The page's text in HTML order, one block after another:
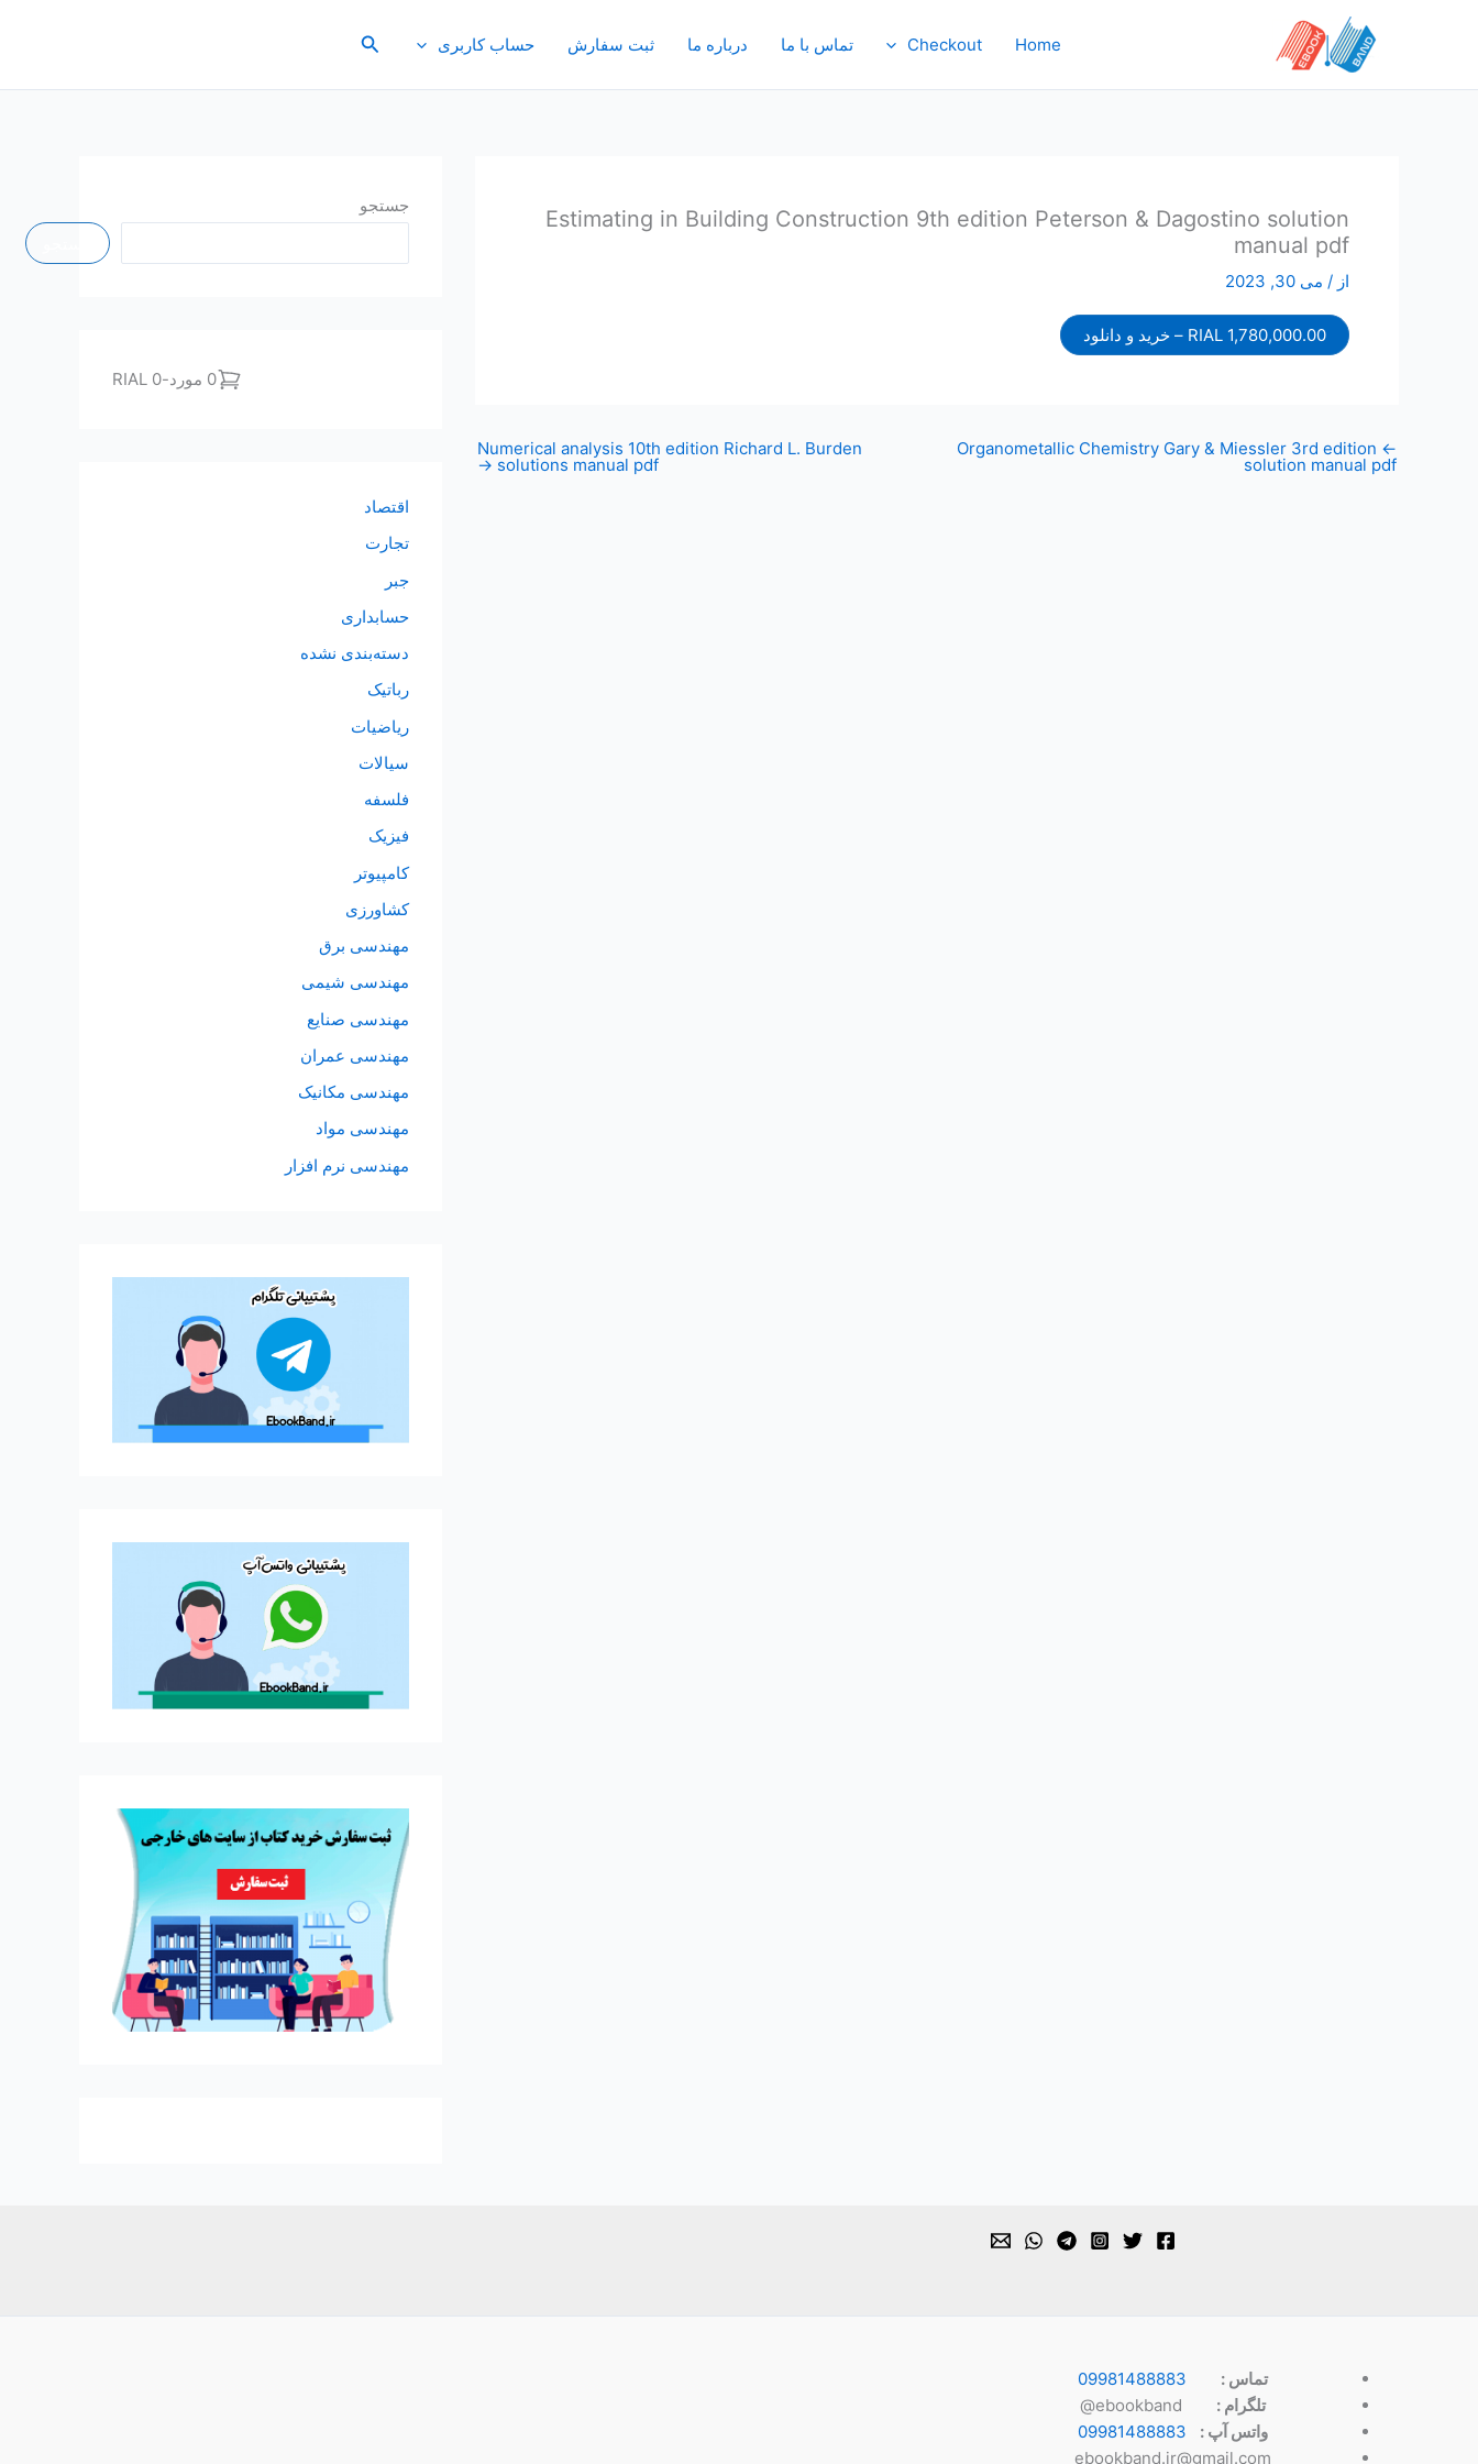
Home
Checkout تماس با ما درباره ما ثبت سفارش حساب کاربری جستجو
Estimating in Building Construction 9th edition Peterson & Dagostino solution
manual pdf
از / می 30, 2023
1,780,000.00 RIAL – خرید و دانلود
←
Organometallic Chemistry Gary & Miessler 3rd edition
solution manual pdf
Numerical analysis 10th edition Richard L. Burden
solutions manual pdf
→
جستجو
0 مورد -
0 RIAL
اقتصاد
تجارت
جبر
حسابداری
دسته‌بندی نشده
رباتیک
ریاضیات
سیالات
فلسفه
فیزیک
کامپیوتر
کشاورزی
مهندسی برق
مهندسی شیمی
مهندسی صنایع
مهندسی عمران
مهندسی مکانیک
مهندسی مواد
مهندسی نرم افزار
تماس :
09981488883
تلگرام :
واتس آپ :
09981488883
ebookband.ir@gmail.com